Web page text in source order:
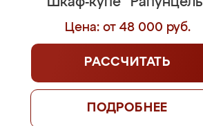
Цена: от 48 000 руб.
РАССЧИТАТЬ
ПОДРОБНЕЕ